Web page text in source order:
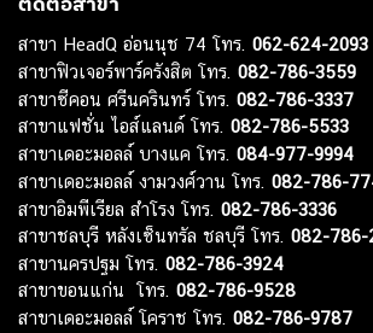
สาขา HeadQ อ่อนนุช 74 โทร. 062-624-2093
สาขาฟิวเจอร์พาร์ครังสิต โทร. 082-786-3559
สาขาซีคอน ศรีนครินทร์ โทร. 082-786-3337
สาขาแฟชั่น ไอส์แลนด์ โทร. 082-786-5533
สาขาเดอะมอลล์ บางแค โทร. 084-977-9994
สาขาเดอะมอลล์ งามวงศ์วาน โทร. 082-786-
สาขาอิมพีเรียล สำโรง โทร. 082-786-3336
สาขาชลบุรี หลังเซ็นทรัล ชลบุรี โทร. 082-786-
สาขานครปฐม โทร. 082-786-3924
สาขาขอนแก่น โทร. 082-786-9528
สาขาเดอะมอลล์ โคราช โทร. 082-786-9787